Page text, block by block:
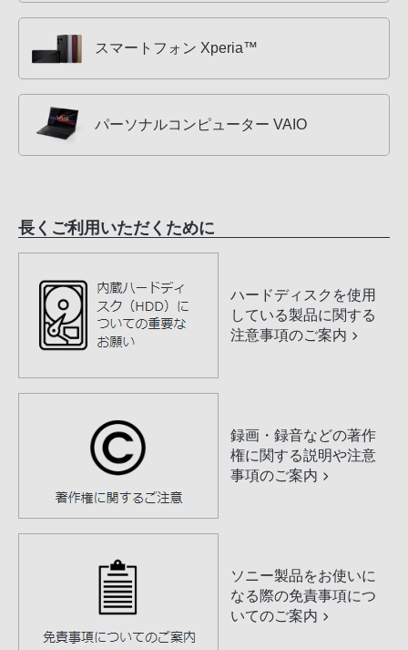
スマートフォン Xperia™
パーソナルコンピューター VAIO
長くご利用いただくために
ハードディスクを使用
している製品に関する
注意事項のご案内
録画・録音などの著作
権に関する説明や注意
事項のご案内
ソニー製品をお使いに
なる際の免責事項につ
いてのご案内